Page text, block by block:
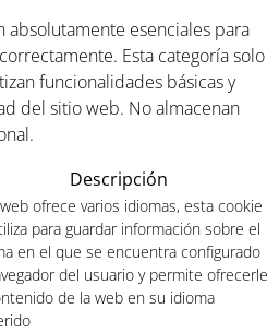
absolutamente esenciales para
Esta categoría solo
funcionalidades básicas y
del sitio web. No almacenan
Descripción
ofrece varios idiomas, esta cookie
para guardar información sobre el
en el que se encuentra configurado
del usuario y permite ofrecerle
de la web en su idioma